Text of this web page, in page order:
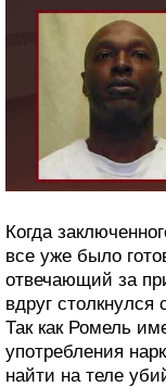
Когда
все уже было
отвечающий за
вдруг
Так как Ромель
употребления
найти на теле